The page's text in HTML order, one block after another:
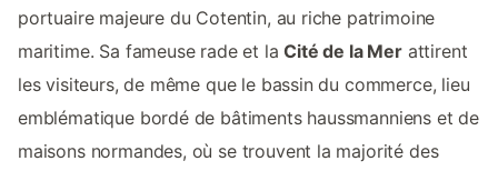
portuaire majeure du Cotentin, au riche patrimoine
maritime. Sa fameuse rade et laCité de la Merattirent
les visiteurs, de même que le bassin du commerce, lieu
emblématique bordé de bâtiments haussmanniens et de
maisons normandes, où se trouvent la majorité des